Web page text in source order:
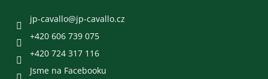
jp-cavallo@jp-cavallo.cz
+420 606 739 075
+420 724 317 116
Jsme na Facebooku